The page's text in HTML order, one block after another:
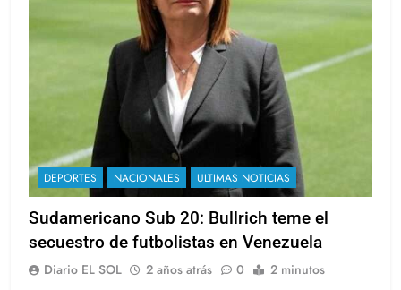
DEPORTES NACIONALES ULTIMAS NOTICIAS
Sudamericano Sub 20: Bullrich teme el
secuestro de futbolistas en Venezuela
Diario EL SOL 2 años atrás 0 2 minutos